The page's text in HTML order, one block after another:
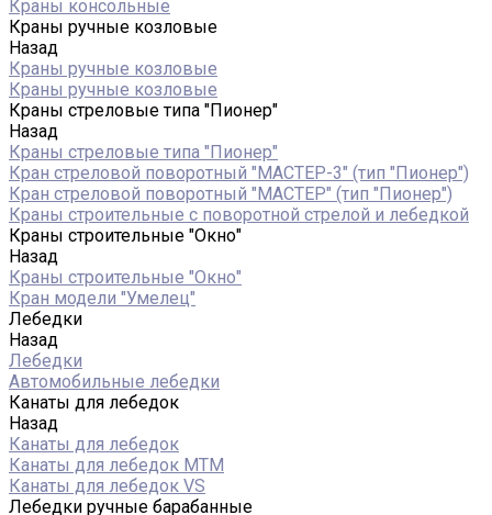
Краны консольные
Краны ручные козловые
Назад
Краны ручные козловые
Краны ручные козловые
Краны стреловые типа "Пионер"
Назад
Краны стреловые типа "Пионер"
Кран стреловой поворотный "МАСТЕР-3" (тип "Пионер")
Кран стреловой поворотный "МАСТЕР" (тип "Пионер")
Краны строительные с поворотной стрелой и лебедкой
Краны строительные "Окно"
Назад
Краны строительные "Окно"
Кран модели "Умелец"
Лебедки
Назад
Лебедки
Автомобильные лебедки
Канаты для лебедок
Назад
Канаты для лебедок
Канаты для лебедок MTM
Канаты для лебедок VS
Лебедки ручные барабанные